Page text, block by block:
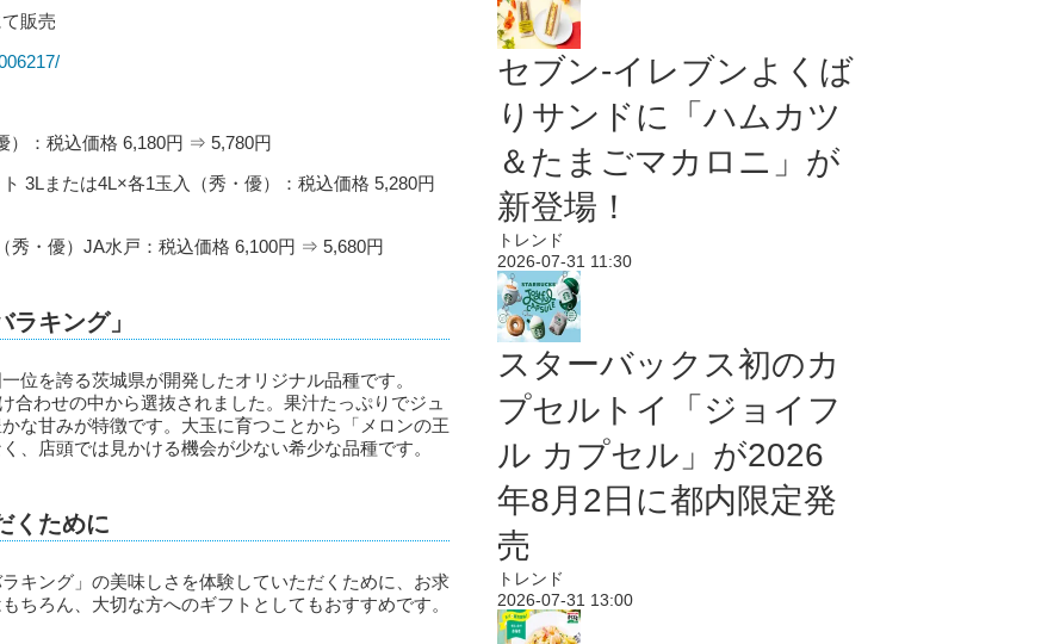
販売
：税込価格 6,180円 ⇒ 5,780円
3Lまたは4L×各1玉入（秀・優）：税込価格 5,280円
秀・優）JA水戸：税込価格 6,100円 ⇒ 5,680円
キング」
位を誇る茨城県が開発したオリジナル品種です。
合わせの中から選抜されました。果汁たっぷりでジュ
な甘みが特徴です。大玉に育つことから「メロンの王
、店頭では見かける機会が少ない希少な品種です。
くために
キング」の美味しさを体験していただくために、お求
ちろん、大切な方へのギフトとしてもおすすめです。
セブン‐イレブンよくば
りサンドに「ハムカツ
＆たまごマカロニ」が
新登場！
トレンド
2026-07-31 11:30
スターバックス初のカ
プセルトイ「ジョイフ
ル カプセル」が2026
年8月2日に都内限定発
売
トレンド
2026-07-31 13:00